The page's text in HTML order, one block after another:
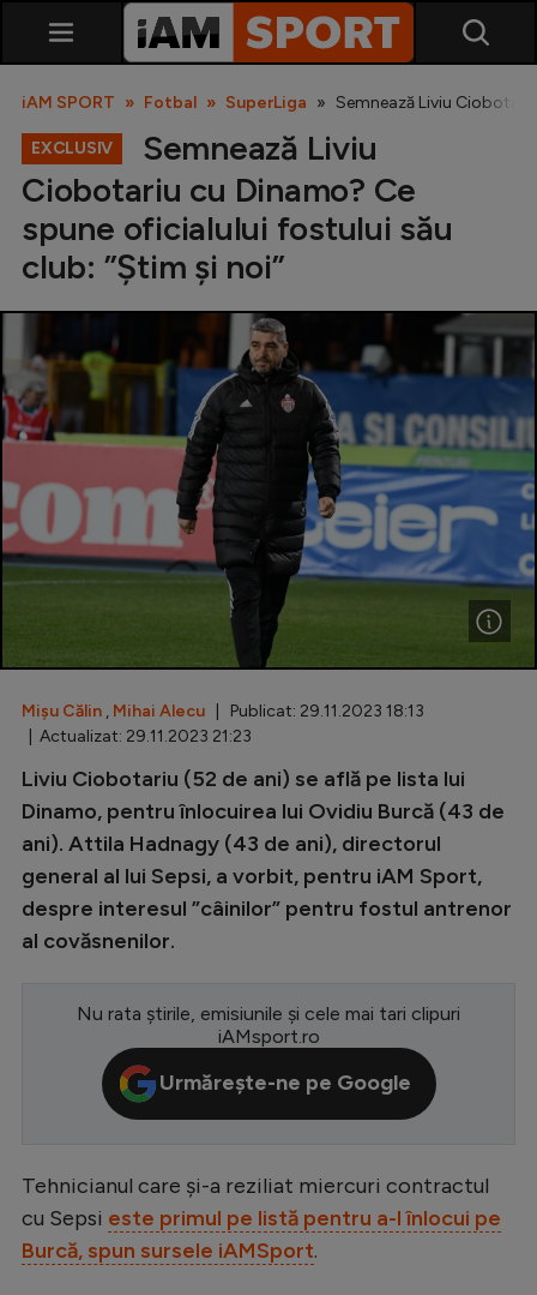
SuperLiga
Liga 2
Cupa României
Echipa Națională
U21
Fotbal feminin
Special
Inedit
Clasamente
Champions League
Europa League
Conference League
Premier League
LaLiga
Serie A
Ligue 1
Campionate
iAM SPORT Fotbal SuperLiga Semnează Liviu
EXCLUSIV
Semnează Liviu
Ciobotariu cu Dinamo? Ce
spune oficialului fostului său
club: ”Știm și noi”
Mișu Călin , Mihai Alecu | Publicat: 29.11.2023 18:13
| Actualizat: 29.11.2023 21:23
Liviu Ciobotariu (52 de ani) se află pe lista lui
Dinamo, pentru înlocuirea lui Ovidiu Burcă (43 de
ani). Attila Hadnagy (43 de ani), directorul
general al lui Sepsi, a vorbit, pentru iAM Sport,
despre interesul ”câinilor” pentru fostul antrenor
al covăsnenilor.
Nu rata știrile, emisiunile și cele mai tari clipuri
iAMsport.ro
Urmărește-ne pe Google
Tehnicianul care și-a reziliat miercuri contractul
cu Sepsi este primul pe listă pentru a-l înlocui pe
Burcă, spun sursele iAMSport.